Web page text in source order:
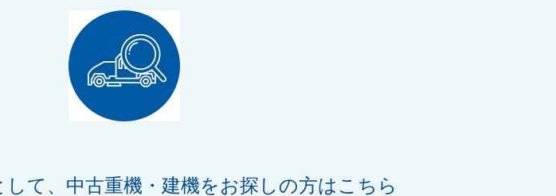
て、中古重機・建機をお探しの方はこちら